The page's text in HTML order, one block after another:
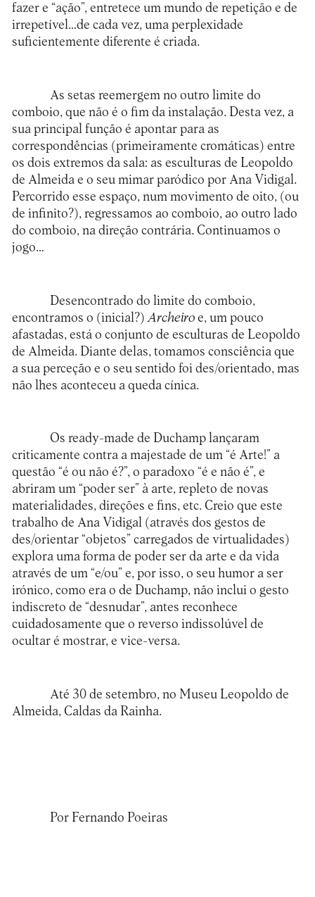
fazer e “ação”, entretece um mundo de repetição e de
irrepetível…de cada vez, uma perplexidade
suficientemente diferente é criada.
As setas reemergem no outro limite do
comboio, que não é o fim da instalação. Desta vez, a
sua principal função é apontar para as
correspondências (primeiramente cromáticas) entre
os dois extremos da sala: as esculturas de Leopoldo
de Almeida e o seu mimar paródico por Ana Vidigal.
Percorrido esse espaço, num movimento de oito, (ou
de infinito?), regressamos ao comboio, ao outro lado
do comboio, na direção contrária. Continuamos o
jogo…
Desencontrado do limite do comboio,
encontramos o (inicial?) Archeiroe, um pouco
afastadas, está o conjunto de esculturas de Leopoldo
de Almeida. Diante delas, tomamos consciência que
a sua perceção e o seu sentido foi des/orientado, mas
não lhes aconteceu a queda cínica.
Os ready-made de Duchamp lançaram
criticamente contra a majestade de um “é Arte!” a
questão “é ou não é?”, o paradoxo “é e não é”, e
abriram um “poder ser” à arte, repleto de novas
materialidades, direções e fins, etc. Creio que este
trabalho de Ana Vidigal (através dos gestos de
des/orientar “objetos” carregados de virtualidades)
explora uma forma de poder ser da arte e da vida
através de um “e/ou” e, por isso, o seu humor a ser
irónico, como era o de Duchamp, não inclui o gesto
indiscreto de “desnudar”, antes reconhece
cuidadosamente que o reverso indissolúvel de
ocultar é mostrar, e vice-versa.
Até 30 de setembro, no Museu Leopoldo de
Almeida, Caldas da Rainha.
Por Fernando Poeiras